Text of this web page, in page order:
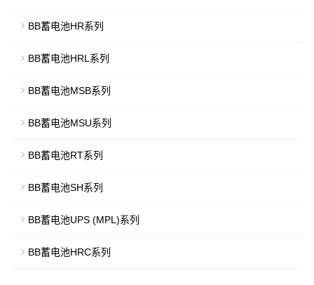
BB蓄电池HR系列
BB蓄电池HRL系列
BB蓄电池MSB系列
BB蓄电池MSU系列
BB蓄电池RT系列
BB蓄电池SH系列
BB蓄电池UPS (MPL)系列
BB蓄电池HRC系列